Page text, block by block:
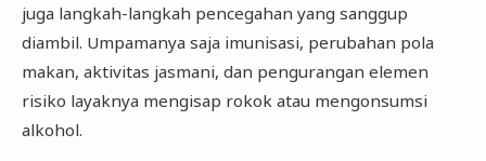
juga langkah-langkah pencegahan yang sanggup
diambil. Umpamanya saja imunisasi, perubahan pola
makan, aktivitas jasmani, dan pengurangan elemen
risiko layaknya mengisap rokok atau mengonsumsi
alkohol.